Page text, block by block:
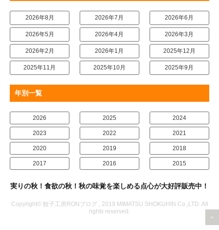
2026年8月 2026年7月 2026年6月
2026年5月 2026年4月 2026年3月
2026年2月 2026年1月 2025年12月
2025年11月 2025年10月 2025年9月
年別一覧
2026 2025 2024
2023 2022 2021
2020 2019 2018
2017 2016 2015
実りの秋！食欲の秋！秋の味覚を楽しめる点心が大好評販売中！
Copyright© 餃子工房RONブログ , 2019 MIMATSU SHOKUHIN Co.,LTD. All
rights reserved.